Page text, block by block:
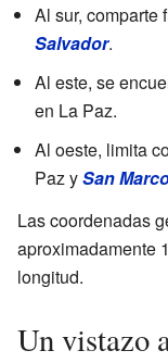
Al sur, comparte
Salvador.
Al este, se
en La Paz.
Al oeste, limita
Paz ySan
Las coordenadas
aproximadamente
longitud.
Un vistazo